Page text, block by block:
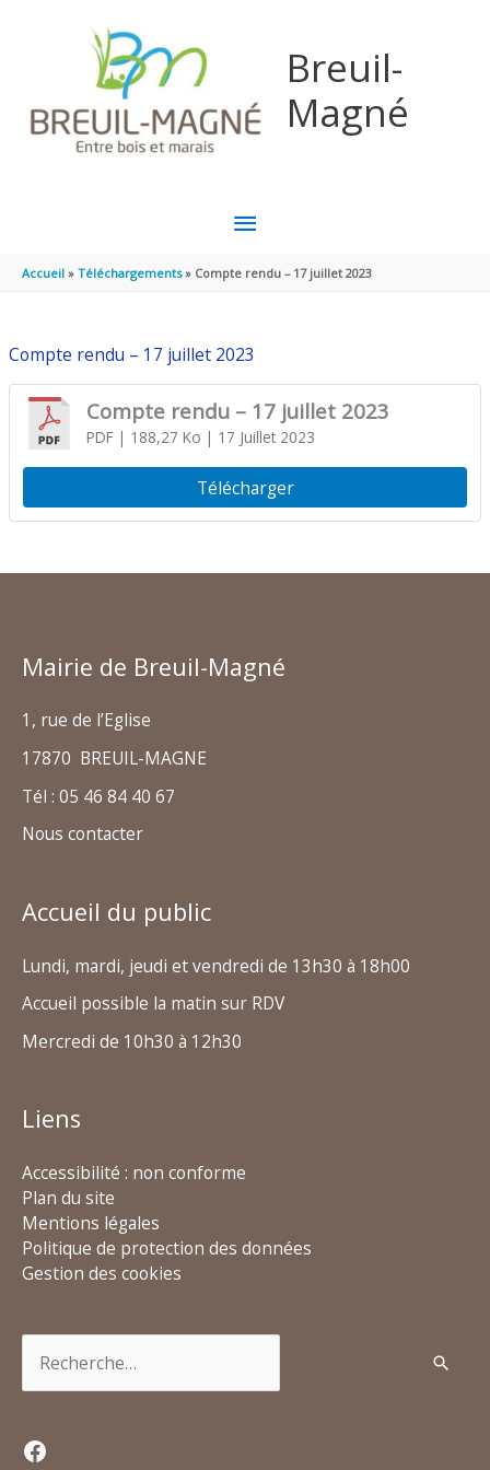
Breuil-
Magné
MENU
PRINCIPAL
Accueil Téléchargements Compte rendu – 17 juillet 2023
Compte rendu – 17 juillet 2023
Compte rendu – 17 juillet 2023
PDF| 188,27 Ko | 17 Juillet 2023
Télécharger
Mairie de Breuil-Magné
1, rue de l’Eglise
17870 BREUIL-MAGNE
Tél : 05 46 84 40 67
Nous contacter
Accueil du public
Lundi, mardi, jeudi et vendredi de 13h30 à 18h00
Accueil possible la matin sur RDV
Mercredi de 10h30 à 12h30
Liens
Accessibilité : non conforme
Plan du site
Mentions légales
Politique de protection des données
Gestion des cookies
Facebook